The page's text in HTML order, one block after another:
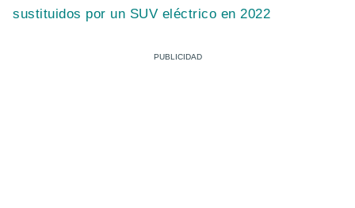
sustituidos por un SUV eléctrico en 2022